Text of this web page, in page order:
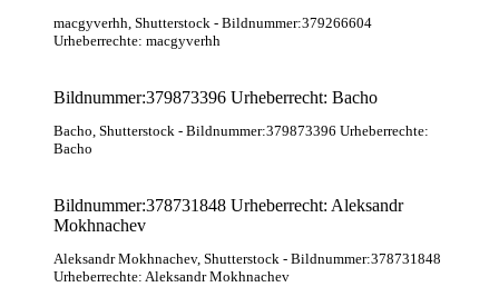
macgyverhh, Shutterstock - Bildnummer:379266604
Urheberrechte: macgyverhh
Bildnummer:379873396 Urheberrecht: Bacho
Bacho, Shutterstock - Bildnummer:379873396 Urheberrechte:
Bacho
Bildnummer:378731848 Urheberrecht: Aleksandr
Mokhnachev
Aleksandr Mokhnachev, Shutterstock - Bildnummer:378731848
Urheberrechte: Aleksandr Mokhnachev